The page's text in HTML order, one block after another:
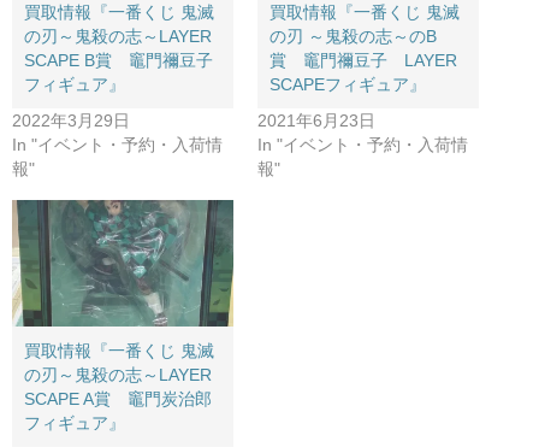
買取情報『一番くじ ​鬼滅
の刃～鬼殺の志～​LAYER ​
SCAPE ​B賞 竈門禰豆子​
フィギュア』
2022年3月29日
In "イベント・予約・入荷情
報"
買取情報『一番くじ ​鬼滅
の刃 ​～鬼殺の志～のB
賞 竈門禰豆子 LAYER ​
SCAPEフィギュア』
2021年6月23日
In "イベント・予約・入荷情
報"
買取情報『一番くじ ​鬼滅
の刃～鬼殺の志～LAYER ​
SCAPE ​A賞 竈門炭治郎
フィギュア』